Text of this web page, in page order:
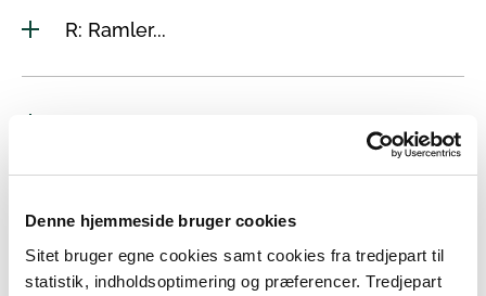
Denne hjemmeside bruger cookies
Sitet bruger egne cookies samt cookies fra tredjepart til
statistik, indholdsoptimering og præferencer. Tredjepart
R: Ramler...
T: Tage stand...